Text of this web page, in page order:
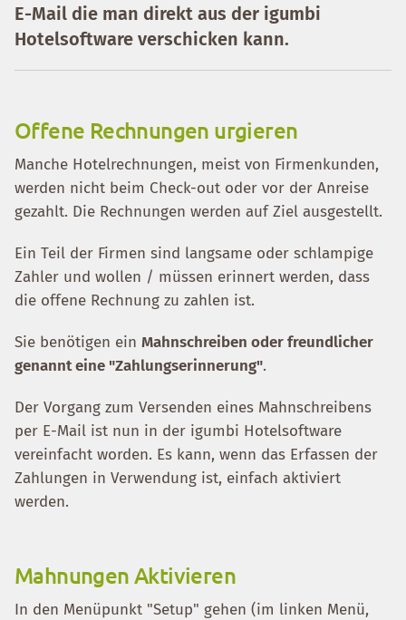
E-Mail die man direkt aus der igumbi
Hotelsoftware verschicken kann.
Offene Rechnungen urgieren
Manche Hotelrechnungen, meist von Firmenkunden,
werden nicht beim Check-out oder vor der Anreise
gezahlt. Die Rechnungen werden auf Ziel ausgestellt.
Ein Teil der Firmen sind langsame oder schlampige
Zahler und wollen / müssen erinnert werden, dass
die offene Rechnung zu zahlen ist.
Sie benötigen ein Mahnschreiben oder freundlicher
genannt eine "Zahlungserinnerung".
Der Vorgang zum Versenden eines Mahnschreibens
per E-Mail ist nun in der igumbi Hotelsoftware
vereinfacht worden. Es kann, wenn das Erfassen der
Zahlungen in Verwendung ist, einfach aktiviert
werden.
Mahnungen Aktivieren
In den Menüpunkt "Setup" gehen (im linken Menü,